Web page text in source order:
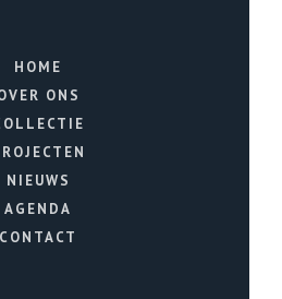
HOME
ONS
NIEUWS
AGENDA
CONTACT